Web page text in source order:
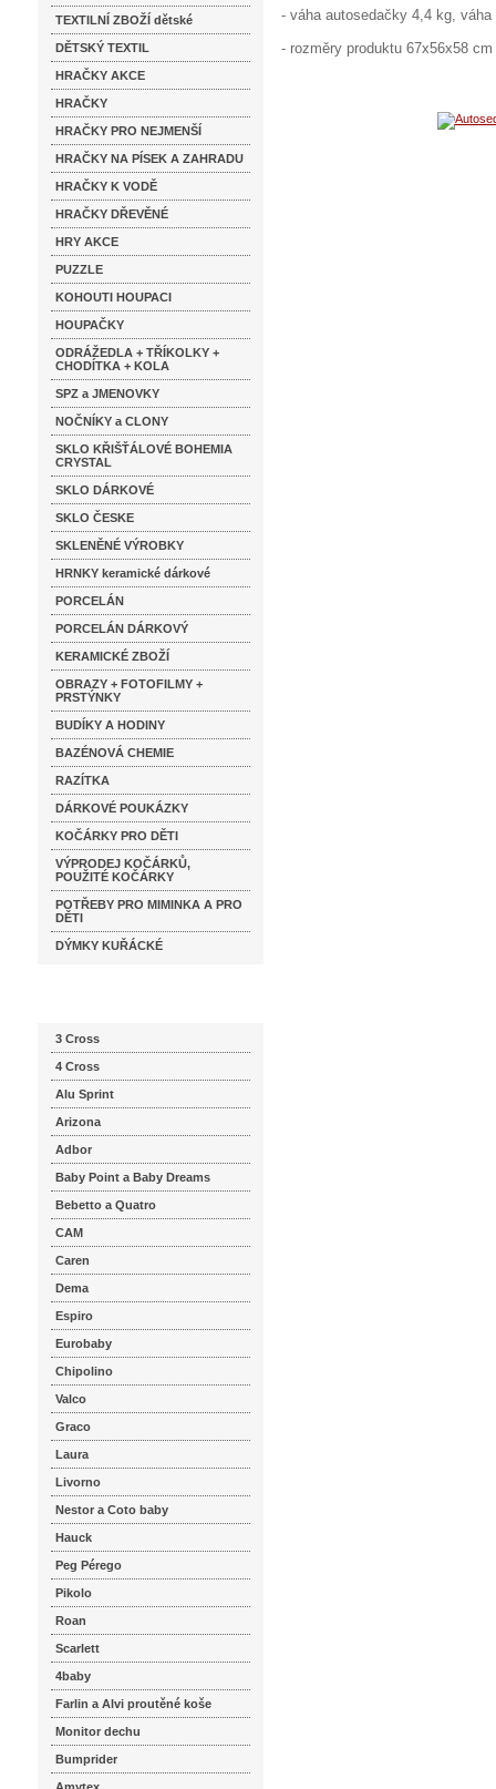
TEXTILNÍ ZBOŽÍ dětské
DĚTSKÝ TEXTIL
HRAČKY AKCE
HRAČKY
HRAČKY PRO NEJMENŠÍ
HRAČKY NA PÍSEK A ZAHRADU
HRAČKY K VODĚ
HRAČKY DŘEVĚNÉ
HRY AKCE
PUZZLE
KOHOUTI HOUPACI
HOUPAČKY
ODRÁŽEDLA + TŘÍKOLKY +
CHODÍTKA + KOLA
SPZ a JMENOVKY
NOČNÍKY a CLONY
SKLO KŘIŠŤÁLOVÉ BOHEMIA
CRYSTAL
SKLO DÁRKOVÉ
SKLO ČESKE
SKLENĚNÉ VÝROBKY
HRNKY keramické dárkové
PORCELÁN
PORCELÁN DÁRKOVÝ
KERAMICKÉ ZBOŽÍ
OBRAZY + FOTOFILMY +
PRSTÝNKY
BUDÍKY A HODINY
BAZÉNOVÁ CHEMIE
RAZÍTKA
DÁRKOVÉ POUKÁZKY
KOČÁRKY PRO DĚTI
VÝPRODEJ KOČÁRKŮ,
POUŽITÉ KOČÁRKY
POTŘEBY PRO MIMINKA A PRO
DĚTI
DÝMKY KUŘÁCKÉ
3 Cross
4 Cross
Alu Sprint
Arizona
Adbor
Baby Point a Baby Dreams
Bebetto a Quatro
CAM
Caren
Dema
Espiro
Eurobaby
Chipolino
Valco
Graco
Laura
Livorno
Nestor a Coto baby
Hauck
Peg Pérego
Pikolo
Roan
Scarlett
4baby
Farlin a Alvi proutěné koše
Monitor dechu
Bumprider
- váha autosedačky 4,4 kg, váha
- rozměry produktu 67x56x58 cm